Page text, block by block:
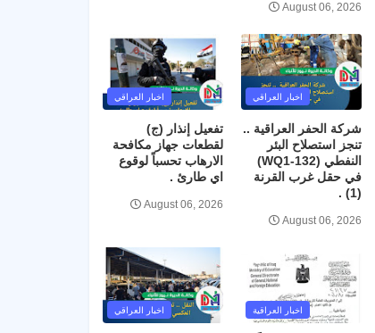
August 06, 2026
اخبار العراقي
شركة الحفر العراقية ..
تنجز استصلاح البئر
النفطي (WQ1-132)
في حقل غرب القرنة
(1) .
August 06, 2026
اخبار العراقي
تفعيل إنذار (ج)
لقطعات جهاز مكافحة
الارهاب تحسباً لوقوع
اي طارئ .
August 06, 2026
اخبار العراقية اخبار العراقي